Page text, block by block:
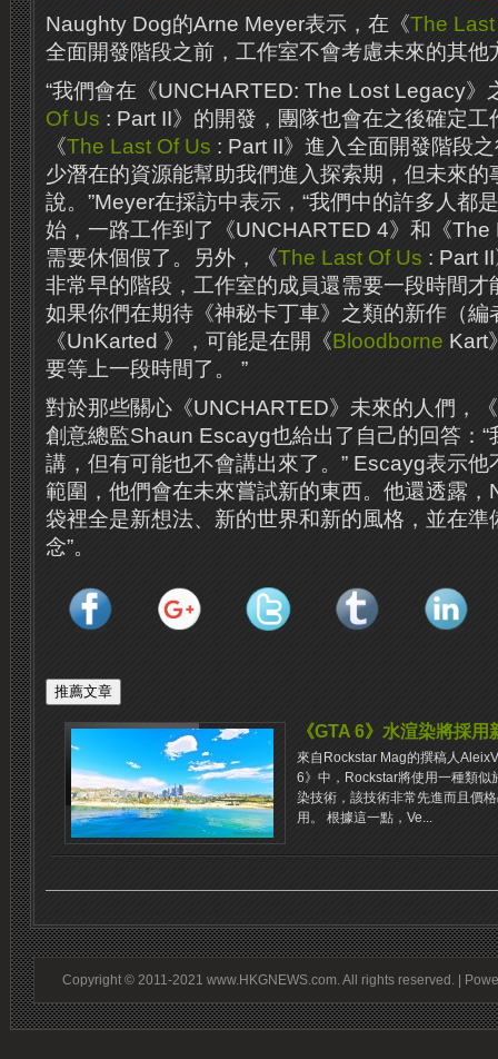
Naughty Dog的Arne Meyer表示，在《The
全面開發階段之前，工作室不會考慮未來的其他
“我們會在《UNCHARTED: The Lost Legacy》
Of Us : Part II》的開發，團隊也會在之後確定
《The Last Of Us : Part II》進入全面開發階段
少潛在的資源能幫助我們進入探索期，但未來的
說。”Meyer在採訪中表示，“我們中的許多人都
始，一路工作到了《UNCHARTED 4》和《
需要休個假了。另外，《The Last Of Us : Part
非常早的階段，工作室的成員還需要一段時間才
如果你們在期待《神秘卡丁車》之類的新作（編
《UnKarted 》，可能是在開《Bloodborne Kart
要等上一段時間了。 ”
對於那些關心《UNCHARTED》未來的人們，
創意總監Shaun Escayg也給出了自己的回答：“
講，但有可能也不會講出來了。” Escayg表示
範圍，他們會在未來嘗試新的東西。他還透露，
袋裡全是新想法、新的世界和新的風格，並在準
念”。
《GTA 6》水渲染將採用
來自Rockstar Mag的撰稿人
6》中，Rockstar將使用一種類似
染技術，該技術非常先進而且價
用。 根據這一點，Ve...
Copyright © 2011-2021 www.HKGNEWS.com. All rights reserved. |